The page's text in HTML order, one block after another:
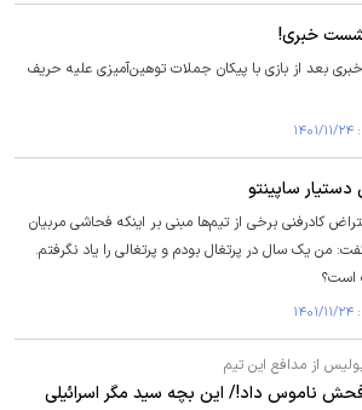
خبری!
بعد از بازی با پیکان جملات توهین‌آمیزی علیه حریف
ساپینتو
کادرفنی برخی از تیم‌ها مبنی بر اینکه فحاشی مربیان
من یک سال در پرتغال بودم و پرتغالی را یاد نگرفتم.
است؟
از مدافع این تیم
ناموس داد!/ این بچه سید مگر اسرائیلی